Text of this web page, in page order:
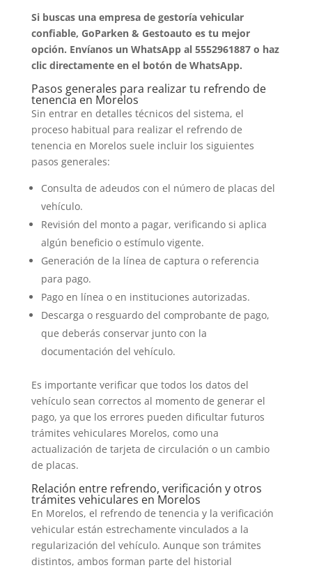
Si buscas una empresa de gestoría vehicular
confiable, GoParken & Gestoauto es tu mejor
opción. Envíanos un WhatsApp al 5552961887 o haz
clic directamente en el botón de WhatsApp.
Pasos generales para realizar tu refrendo de
tenencia en Morelos
Sin entrar en detalles técnicos del sistema, el
proceso habitual para realizar el refrendo de
tenencia en Morelos suele incluir los siguientes
pasos generales:
Consulta de adeudos con el número de placas del
vehículo.
Revisión del monto a pagar, verificando si aplica
algún beneficio o estímulo vigente.
Generación de la línea de captura o referencia
para pago.
Pago en línea o en instituciones autorizadas.
Descarga o resguardo del comprobante de pago,
que deberás conservar junto con la
documentación del vehículo.
Es importante verificar que todos los datos del
vehículo sean correctos al momento de generar el
pago, ya que los errores pueden dificultar futuros
trámites vehiculares Morelos, como una
actualización de tarjeta de circulación o un cambio
de placas.
Relación entre refrendo, verificación y otros
trámites vehiculares en Morelos
En Morelos, el refrendo de tenencia y la verificación
vehicular están estrechamente vinculados a la
regularización del vehículo. Aunque son trámites
distintos, ambos forman parte del historial